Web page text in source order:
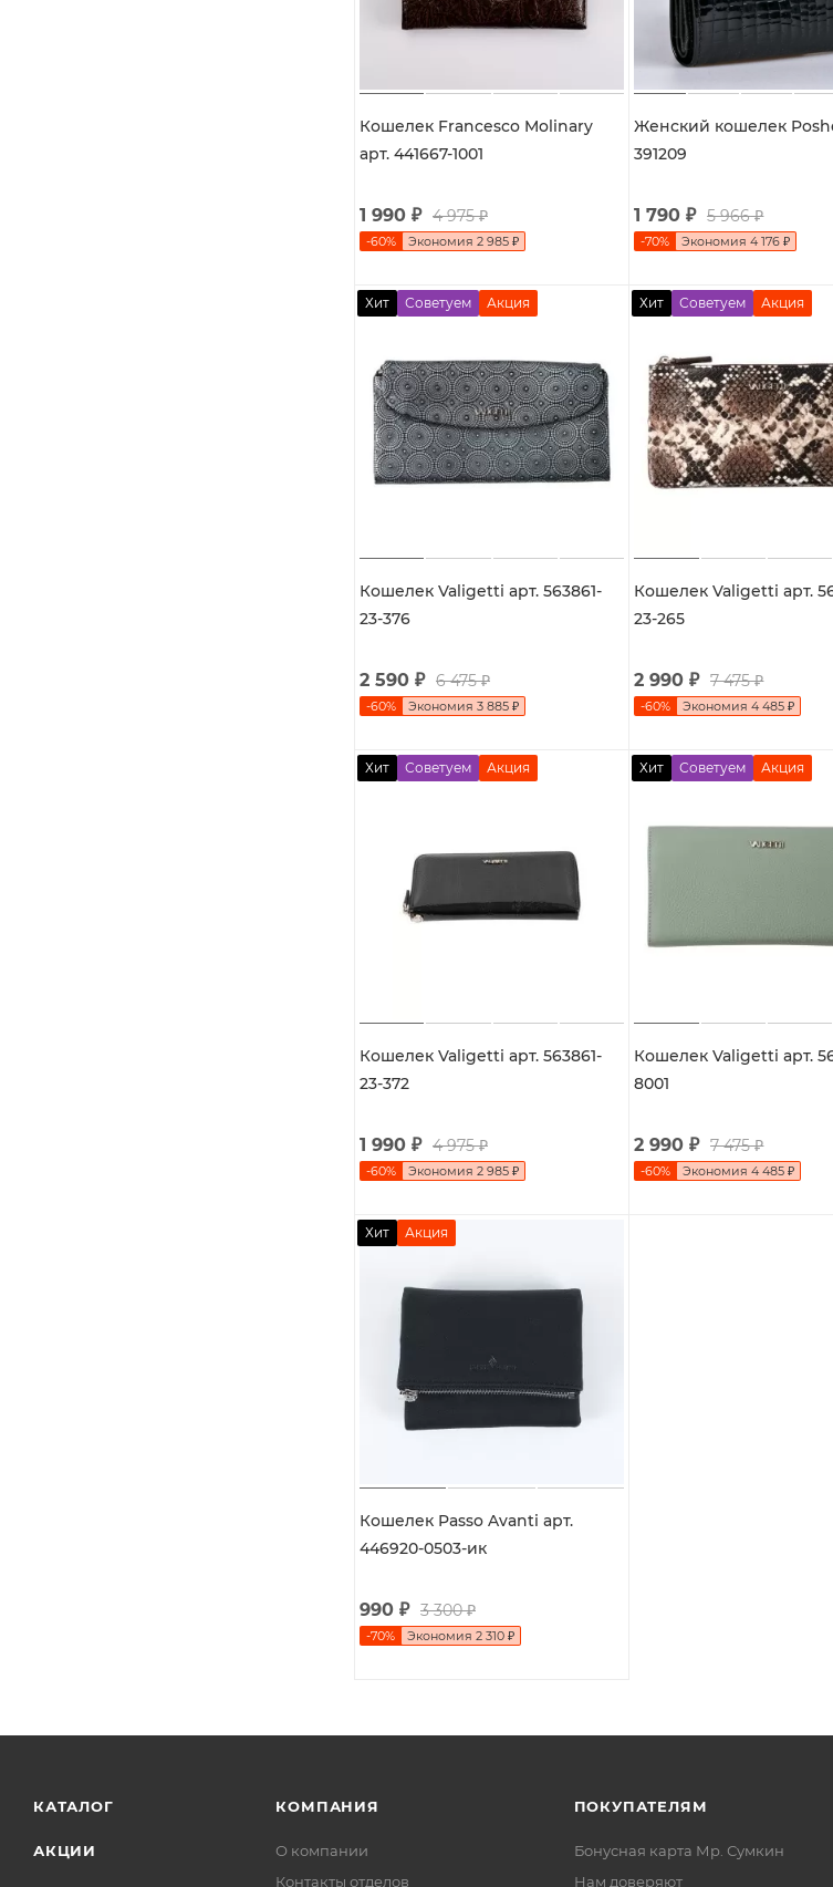
Кошелек Francesco Molinary
арт. 441667-1001
1 990 ₽ 4 975₽
-60% Экономия 2 985 ₽
Женский кошелек
391209
1 790 ₽ 5 966₽
-70% Экономия4 176 ₽
Хит Советуем Акция
Кошелек Valigetti арт. 563861-
23-376
2 590 ₽ 6 475₽
-60% Экономия 3 885 ₽
Хит Советуем Акция
Кошелек Valigetti арт.
23-265
2 990 ₽ 7 475₽
-60% Экономия4 485 ₽
Хит Советуем Акция
Кошелек Valigetti арт. 563861-
23-372
1 990 ₽ 4 975₽
-60% Экономия 2 985 ₽
Хит Советуем Акция
Кошелек Valigetti арт.
8001
2 990 ₽ 7 475₽
-60% Экономия4 485 ₽
Хит Акция
Кошелек Passo Avanti арт.
446920-0503-ик
990 ₽ 3 300₽
-70% Экономия 2 310 ₽
КАТАЛОГ
АКЦИИ
КОМПАНИЯ
О компании
Контакты отделов
ПОКУПАТЕЛЯМ
Бонусная карта Мр. Сумкин
Нам доверяют